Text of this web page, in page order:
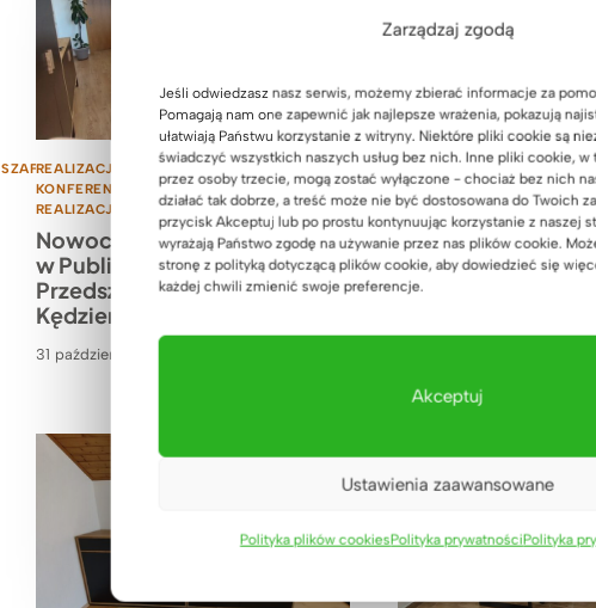
Zarządzaj zgodą
Jeśli odwiedzasz nasz serwis, możemy zbierać informacje za
Pomagają nam one zapewnić jak najlepsze wrażenia, pokazują
ułatwiają Państwu korzystanie z witryny. Niektóre pliki cookie są
świadczyć wszystkich naszych usług bez nich. Inne pliki cookie,
przez osoby trzecie, mogą zostać wyłączone - chociaż bez nich
działać tak dobrze, a treść może nie być dostosowana do Twoich
przycisk Akceptuj lub po prostu kontynuując korzystanie z naszej
wyrażają Państwo zgodę na używanie przez nas plików cookie.
stronę z polityką dotyczącą plików cookie, aby dowiedzieć się
każdej chwili zmienić swoje preferencje.
Akceptuj
Ustawienia zaawansowane
Polityka plików cookiesPolityka prywatnościPolityka
SZAFY | TOPOWE
REALIZACJE KOMODY REGALY STOŁY
STOŁY
KONFERENCYJNE | SZAFY | TOPOWE
REALIZACJE DEERHORN
Nowoczesne meble biurowe
w Publicznym Zespole
Przedszkolno-Szkolnym w
Kędzierzynie-Koźlu
31 października 2025
REALIZACJE KOMODY |
Domowa
Joanny z
29 października 2025